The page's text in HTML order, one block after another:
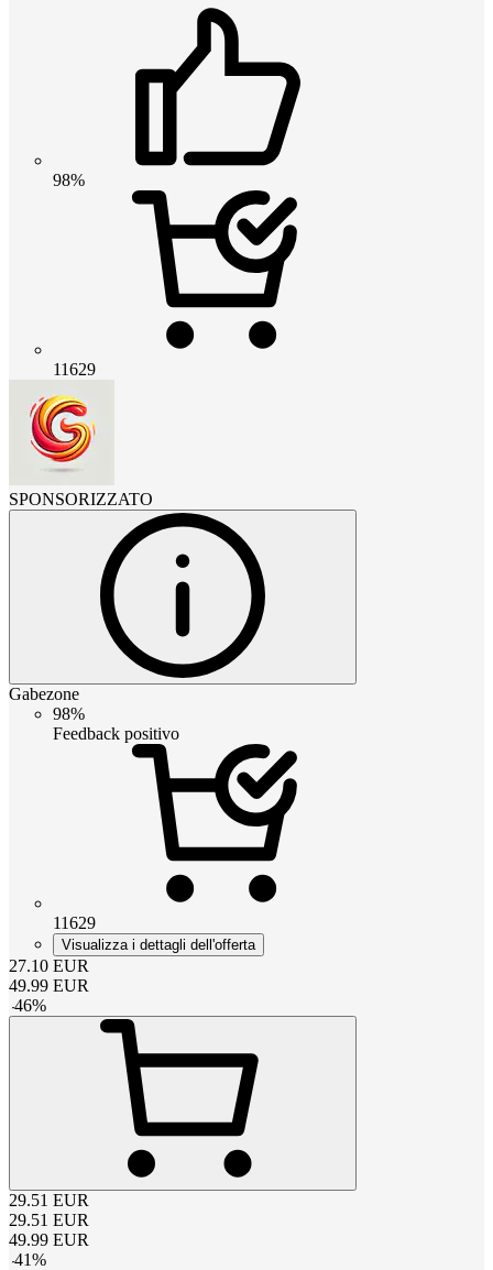
98%
11629
SPONSORIZZATO
Gabezone
98%
Feedback positivo
11629
Visualizza i dettagli dell'offerta
27.10 EUR
49.99 EUR
-46%
29.51 EUR
29.51 EUR
49.99 EUR
-41%